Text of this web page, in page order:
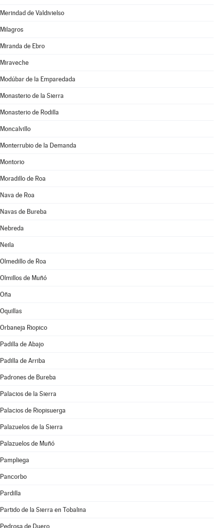
Merindad de Valdivielso
Milagros
Miranda de Ebro
Miraveche
Modúbar de la Emparedada
Monasterio de la Sierra
Monasterio de Rodilla
Moncalvillo
Monterrubio de la Demanda
Montorio
Moradillo de Roa
Nava de Roa
Navas de Bureba
Nebreda
Neila
Olmedillo de Roa
Olmillos de Muñó
Oña
Oquillas
Orbaneja Riopico
Padilla de Abajo
Padilla de Arriba
Padrones de Bureba
Palacios de la Sierra
Palacios de Riopisuerga
Palazuelos de la Sierra
Palazuelos de Muñó
Pampliega
Pancorbo
Pardilla
Partido de la Sierra en Tobalina
Pedrosa de Duero